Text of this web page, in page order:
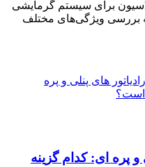
برای سیستم گرمایشی
بررسی ویژگی‌های مختلف
و پره‌ ای: کدام گزینه